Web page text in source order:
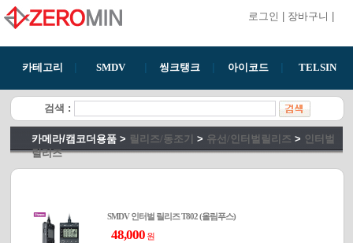
로그인 장바구니
카테고리 SMDV 씽크탱크 아이코드 TELSIN
검색 :
카메라/캠코더용품 > 릴리즈/동조기 > 유선/인터벌릴리즈 > 인터벌
릴리즈
유선릴리즈
인터벌릴리즈
SMDV 인터벌 릴리즈 T802 (올림푸스)
48,000 원